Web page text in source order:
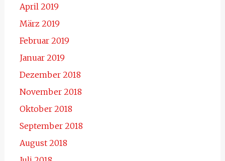
April 2019
März 2019
Februar 2019
Januar 2019
Dezember 2018
November 2018
Oktober 2018
September 2018
August 2018